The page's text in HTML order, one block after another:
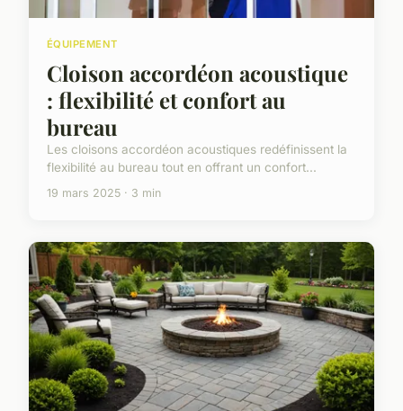
ÉQUIPEMENT
Cloison accordéon acoustique
: flexibilité et confort au
bureau
Les cloisons accordéon acoustiques redéfinissent la
flexibilité au bureau tout en offrant un confort...
19 mars 2025 · 3 min